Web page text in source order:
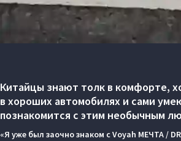
Китайцы знают толк в комфорте,
в хороших автомобилях и сами
познакомится с этим необычным
«Я уже был заочно знаком с Voyah МЕЧТА /